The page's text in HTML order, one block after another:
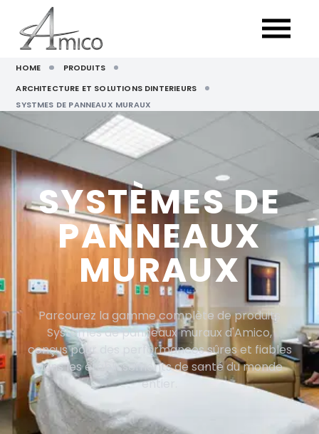
HOME
PRODUITS
ARCHITECTURE ET SOLUTIONS DINTERIEURS
SYSTMES DE PANNEAUX MURAUX
SYSTÈMES DE
PANNEAUX
MURAUX
Parcourez la gamme complète de produits
Systèmes de panneaux muraux d'Amico,
conçus pour des performances sûres et fiables
dans les établissements de santé du monde
entier.